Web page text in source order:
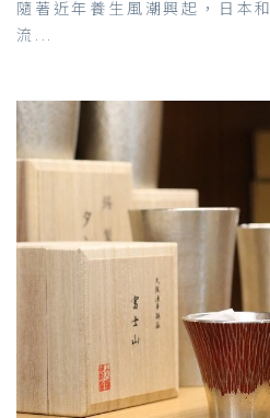
隨著近年養生風潮興起，日本
流...